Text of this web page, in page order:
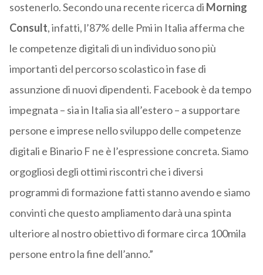
sostenerlo. Secondo una recente ricerca di Morning
Consult, infatti, l’87% delle Pmi in Italia afferma che
le competenze digitali di un individuo sono più
importanti del percorso scolastico in fase di
assunzione di nuovi dipendenti. Facebook è da tempo
impegnata – sia in Italia sia all’estero – a supportare
persone e imprese nello sviluppo delle competenze
digitali e Binario F ne è l’espressione concreta. Siamo
orgogliosi degli ottimi riscontri che i diversi
programmi di formazione fatti stanno avendo e siamo
convinti che questo ampliamento darà una spinta
ulteriore al nostro obiettivo di formare circa 100mila
persone entro la fine dell’anno.”